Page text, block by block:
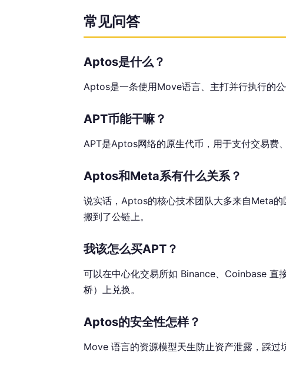
常见问答
Aptos是什么？
Aptos是一条使用Move语言、主打并行执行的
APT币能干嘛？
APT是Aptos网络的原生代币，用于支付交易费
Aptos和Meta系有什么关系？
说实话，Aptos的核心技术团队大多来自Meta
搬到了公链上。
我该怎么买APT？
可以在中心化交易所如 Binance、Coinbase 直
桥）上兑换。
Aptos的安全性怎样？
Move 语言的资源模型天生防止资产泄露，踩过